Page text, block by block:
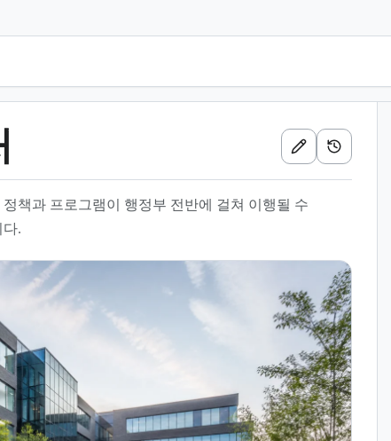
책과 프로그램이 행정부 전반에 걸쳐 이행될 수
.